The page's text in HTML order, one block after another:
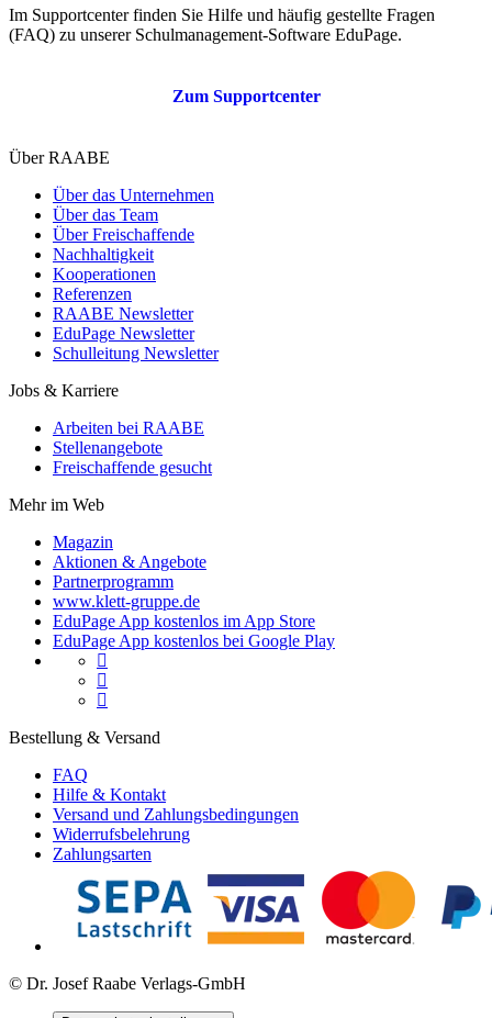
Im Supportcenter finden Sie Hilfe und häufig gestellte Fragen
(FAQ) zu unserer Schulmanagement-Software EduPage.
Zum Supportcenter
Über RAABE
Über das Unternehmen
Über das Team
Über Freischaffende
Nachhaltigkeit
Kooperationen
Referenzen
RAABE Newsletter
EduPage Newsletter
Schulleitung Newsletter
Jobs & Karriere
Arbeiten bei RAABE
Stellenangebote
Freischaffende gesucht
Mehr im Web
Magazin
Aktionen & Angebote
Partnerprogramm
www.klett-gruppe.de
EduPage App kostenlos im App Store
EduPage App kostenlos bei Google Play



Bestellung & Versand
FAQ
Hilfe & Kontakt
Versand und Zahlungsbedingungen
Widerrufsbelehrung
Zahlungsarten
© Dr. Josef Raabe Verlags-GmbH